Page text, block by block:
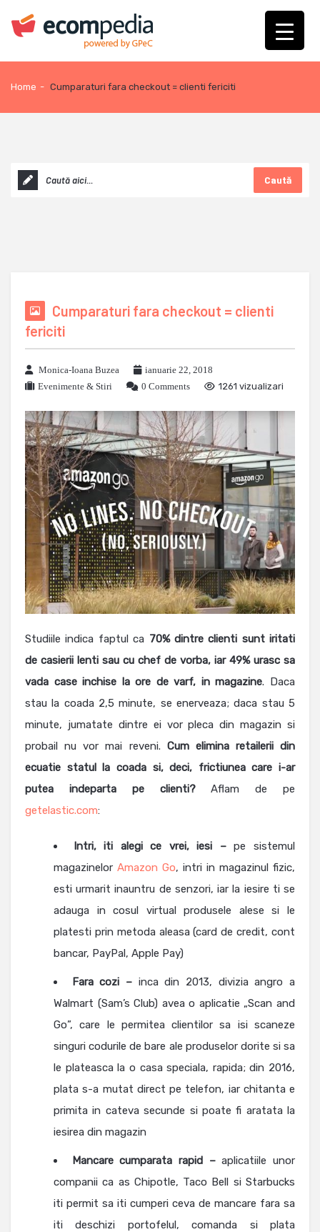
Home - Cumparaturi fara checkout = clienti fericiti
Caută
Cumparaturi fara checkout = clienti
fericiti
Monica-Ioana Buzea
ianuarie 22, 2018
Evenimente & Stiri
0 Comments 1261 vizualizari
Studiile indica faptul ca 70% dintre clienti sunt iritati
de casierii lenti sau cu chef de vorba, iar 49% urasc sa
vada case inchise la ore de varf, in magazine. Daca
stau la coada 2,5 minute, se enerveaza; daca stau 5
minute, jumatate dintre ei vor pleca din magazin si
probail nu vor mai reveni. Cum elimina retailerii din
ecuatie statul la coada si, deci, frictiunea care i-ar
putea indeparta pe clienti?Aflam de pe
getelastic.com:
Intri, iti alegi ce vrei, iesi –pe sistemul
magazinelor Amazon Go, intri in magazinul fizic,
esti urmarit inauntru de senzori, iar la iesire ti se
adauga in cosul virtual produsele alese si le
platesti prin metoda aleasa (card de credit, cont
bancar, PayPal, Apple Pay)
Fara cozi – inca din 2013, divizia angro a
Walmart (Sam’s Club) avea o aplicatie „Scan and
Go”, care le permitea clientilor sa isi scaneze
singuri codurile de bare ale produselor dorite si sa
le plateasca la o casa speciala, rapida; din 2016,
plata s-a mutat direct pe telefon, iar chitanta e
primita in cateva secunde si poate fi aratata la
iesirea din magazin
Mancare cumparata rapid –aplicatiile unor
companii ca as Chipotle, Taco Bell si Starbucks
iti permit sa iti cumperi ceva de mancare fara sa
iti deschizi portofelul, comanda si plata